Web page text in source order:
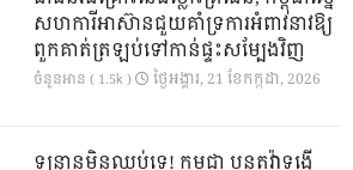
សហការីអាស៊ានជួយគាំទ្រការអំពាវនាវឱ្យ
ពួកគាត់ត្រឡប់ទៅកាន់ផ្ទះសម្បែងវិញ
ចំនួនអាន ( 1.5k ) ថ្ងៃ​អង្គារ, 21 ខែ​កក្កដា, 2026
ទន្ទ្រានមិនឈប់ទេ! កម្ពុជា បន្តតវ៉ាទង្វើ